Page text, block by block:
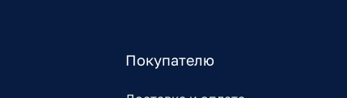
Покупателю